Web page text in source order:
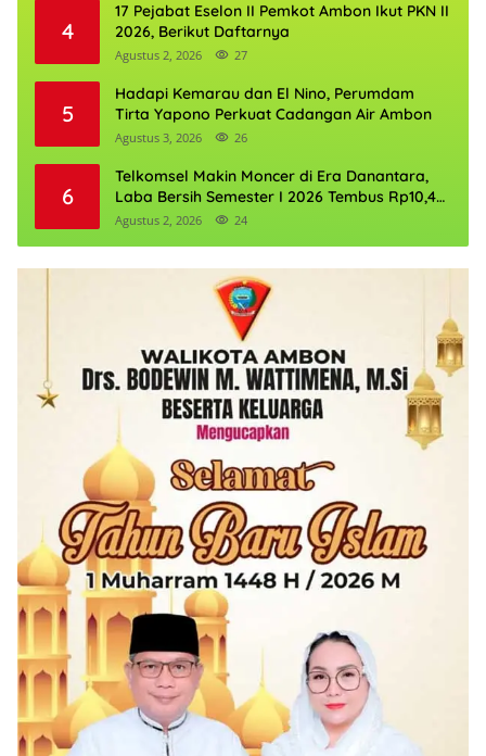
4
17 Pejabat Eselon II Pemkot Ambon Ikut PKN II
2026, Berikut Daftarnya
Agustus 2, 2026 27
5
Hadapi Kemarau dan El Nino, Perumdam
Tirta Yapono Perkuat Cadangan Air Ambon
Agustus 3, 2026 26
6
Telkomsel Makin Moncer di Era Danantara,
Laba Bersih Semester I 2026 Tembus Rp10,4
Triliun
Agustus 2, 2026 24